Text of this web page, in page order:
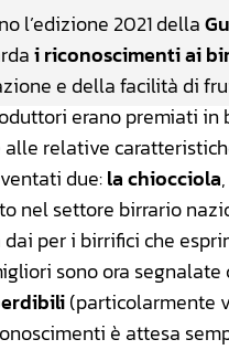
l’edizione 2021 della
i riconoscimenti ai
e della facilità di
erano premiati in
relative
due:la chiocciola
nel settore birrario
per i birrifici che
sono ora segnalate
(particolarmente
è attesa